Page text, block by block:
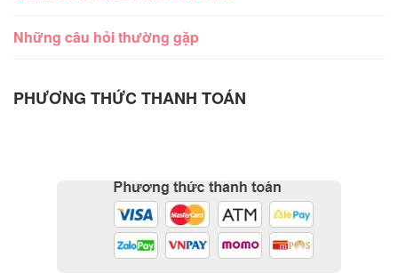
Những câu hỏi thường gặp
PHƯƠNG THỨC THANH TOÁN